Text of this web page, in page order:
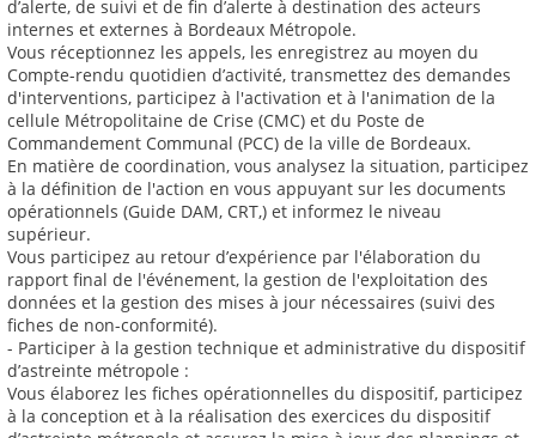
d’alerte, de suivi et de fin d’alerte à destination des acteurs
internes et externes à Bordeaux Métropole.
Vous réceptionnez les appels, les enregistrez au moyen du
Compte-rendu quotidien d’activité, transmettez des demandes
d'interventions, participez à l'activation et à l'animation de la
cellule Métropolitaine de Crise (CMC) et du Poste de
Commandement Communal (PCC) de la ville de Bordeaux.
En matière de coordination, vous analysez la situation, participez
à la définition de l'action en vous appuyant sur les documents
opérationnels (Guide DAM, CRT,) et informez le niveau
supérieur.
Vous participez au retour d’expérience par l'élaboration du
rapport final de l'événement, la gestion de l'exploitation des
données et la gestion des mises à jour nécessaires (suivi des
fiches de non-conformité).
- Participer à la gestion technique et administrative du dispositif
d’astreinte métropole :
Vous élaborez les fiches opérationnelles du dispositif, participez
à la conception et à la réalisation des exercices du dispositif